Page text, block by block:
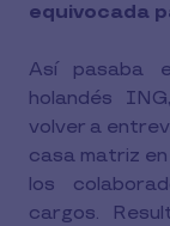
equivocada
Así pasaba
holandés
volver a
casa matriz
los
cargos.